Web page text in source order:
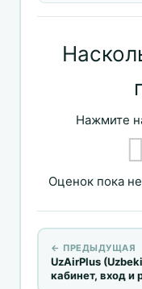
Нажмите
Оценок пока
← ПРЕДЫДУЩАЯ
UzAirPlus
кабинет, вход и